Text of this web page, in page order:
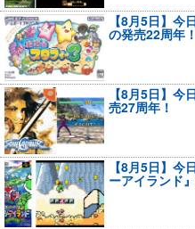
【8月5日】今
の発売22周年！
【8月5日】今
売27周年！
【8月5日】今
ーアイランド